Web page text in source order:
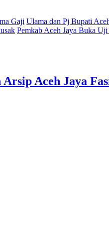
Gaji Ulama dan Pj Bupati
Pemkab Aceh Jaya Buka
Aceh Jaya